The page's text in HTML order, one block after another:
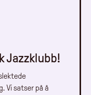
Jazzklubb!
Vi satser på å